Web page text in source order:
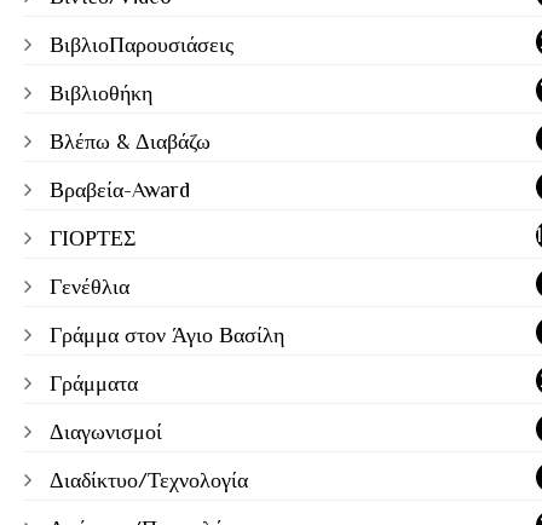
ΒιβλιοΠαρουσιάσεις
Βιβλιοθήκη
Βλέπω & Διαβάζω
Βραβεία-Award
ΓΙΟΡΤΕΣ
Γενέθλια
Γράμμα στον Άγιο Βασίλη
Γράμματα
Διαγωνισμοί
Διαδίκτυο/Τεχνολογία